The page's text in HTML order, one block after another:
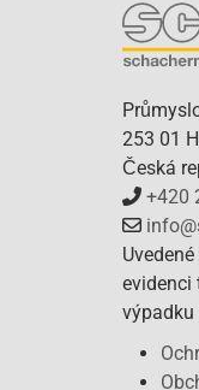
253 01
Česká
+420
evidenci
výpadku